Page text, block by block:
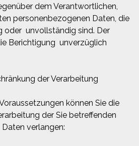
dem Verantwortlichen,
personenbezogenen Daten, die
oder unvollständig sind. Der
Berichtigung unverzüglich
der Verarbeitung
können Sie die
der Sie betreffenden
verlangen: